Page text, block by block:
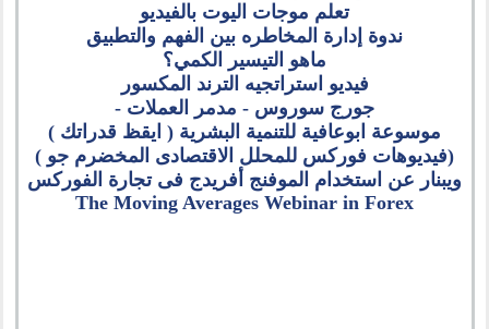
تعلم موجات اليوت بالفيديو
ندوة إدارة المخاطره بين الفهم والتطبيق
ماهو التيسير الكمي؟
فيديو استراتجيه الترند المكسور
جورج سوروس - مدمر العملات -
موسوعة ابوعافية للتنمية البشرية ( ايقظ قدراتك )
(فيديوهات فوركس للمحلل الاقتصادى المخضرم جو )
ويبنار عن استخدام الموفنج أفريدج فى تجارة الفوركس
The Moving Averages Webinar in Forex